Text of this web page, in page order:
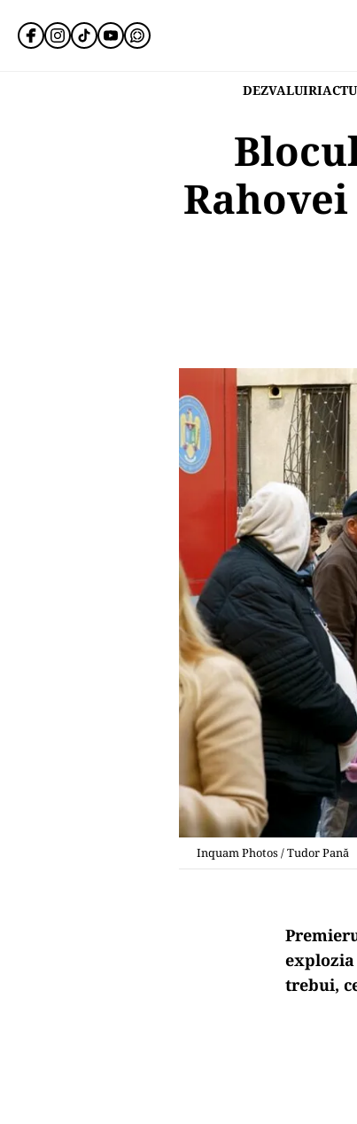
DEZVALUIRI
Inquam Photos / Tudor Pană
explozia
trebui,